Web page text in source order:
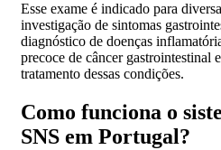
Esse exame é indicado para
investigação de sintomas
diagnóstico de doenças
precoce de câncer gastrointestinal
tratamento dessas condições.
Como funciona o
SNS em Portugal?